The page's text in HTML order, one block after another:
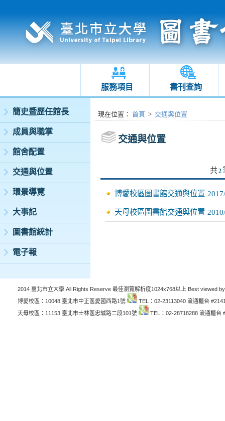
服務項目 書刊查詢
:::
簡史暨歷任館長
成員與職掌
館舍配置
交通與位置
環景導覽
大事記
圖書館統計
電子報
:::現在位置 ： 首頁 > 交通與位置
交通與位置
共2
博愛校區圖書館交通與位置
天母校區圖書館交通與位置
2014 臺北市立大學 All Rights Reserve 最佳瀏覽解析度1024x768以上 Best viewed
博愛校區：10048 臺北市中正區愛國西路1號
TEL：02-23113040 流通櫃台
天母校區：11153 臺北市士林區忠誠路二段101號
TEL：02-28718288 流通櫃台